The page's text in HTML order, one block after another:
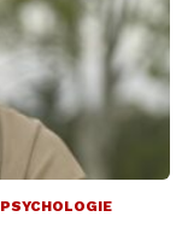
PSYCHOLOGIE